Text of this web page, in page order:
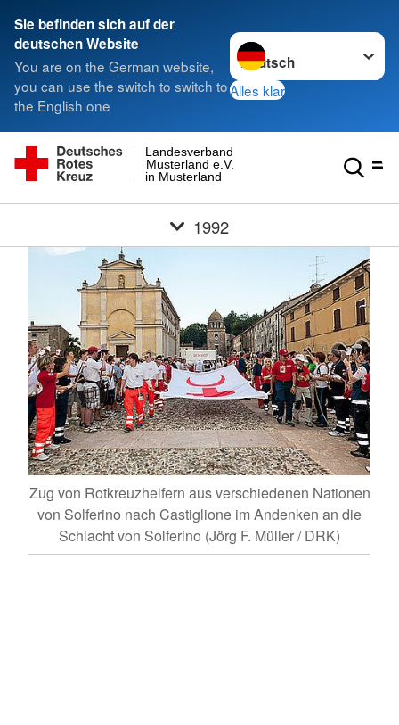
Sie befinden sich auf der
deutschen Website
You are on the German website,
you can use the switch to switch to
the English one
Sprache wechseln zu
Alles klar
in Musterland
Musterland e.V.
Landesverband
1992
Zug von Rotkreuzhelfern aus verschiedenen Nationen
von Solferino nach Castiglione im Andenken an die
Schlacht von Solferino (Jörg F. Müller / DRK)